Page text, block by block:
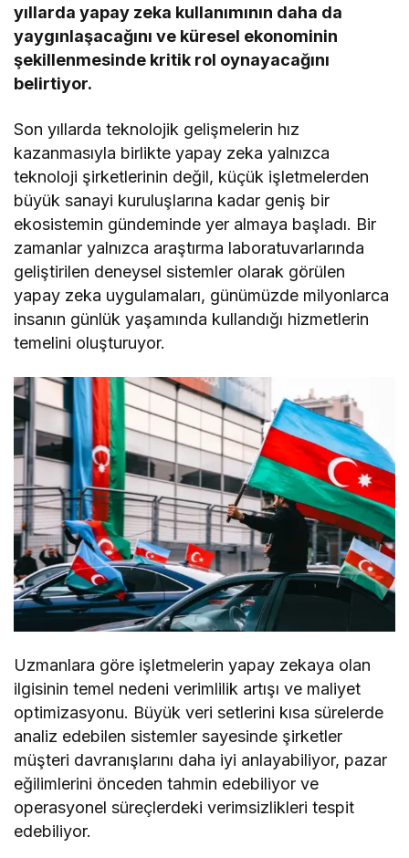
yıllarda yapay zeka kullanımının daha da
yaygınlaşacağını ve küresel ekonominin
şekillenmesinde kritik rol oynayacağını
belirtiyor.
Son yıllarda teknolojik gelişmelerin hız
kazanmasıyla birlikte yapay zeka yalnızca
teknoloji şirketlerinin değil, küçük işletmelerden
büyük sanayi kuruluşlarına kadar geniş bir
ekosistemin gündeminde yer almaya başladı. Bir
zamanlar yalnızca araştırma laboratuvarlarında
geliştirilen deneysel sistemler olarak görülen
yapay zeka uygulamaları, günümüzde milyonlarca
insanın günlük yaşamında kullandığı hizmetlerin
temelini oluşturuyor.
Uzmanlara göre işletmelerin yapay zekaya olan
ilgisinin temel nedeni verimlilik artışı ve maliyet
optimizasyonu. Büyük veri setlerini kısa sürelerde
analiz edebilen sistemler sayesinde şirketler
müşteri davranışlarını daha iyi anlayabiliyor, pazar
eğilimlerini önceden tahmin edebiliyor ve
operasyonel süreçlerdeki verimsizlikleri tespit
edebiliyor.